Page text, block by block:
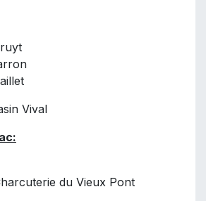
Vival
du Vieux Pont